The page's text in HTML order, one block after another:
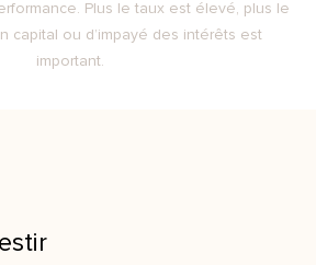
Plus le taux est élevé, plus le
capital ou d’impayé des intérêts est
important.